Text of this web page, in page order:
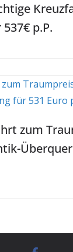
p.P.
zum